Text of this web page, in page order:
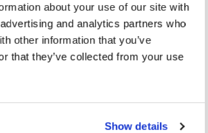
about your use of our site with
and analytics partners who
other information that you’ve
that they’ve collected from your use
Show details